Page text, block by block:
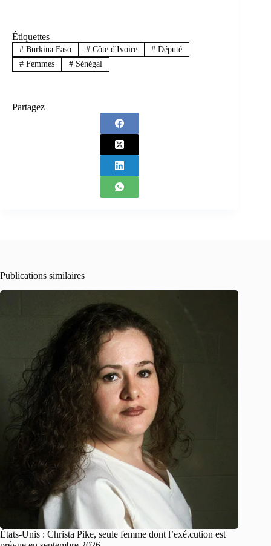
Étiquettes
#Burkina Faso #Côte d'Ivoire # Député
#Femmes #Sénégal
Partagez
Publications similaires
États-Unis : Christa Pike, seule femme dont l’exé.cution est